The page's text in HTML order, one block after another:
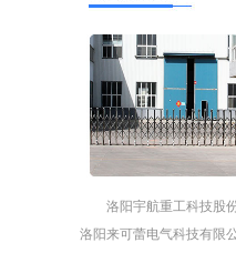
洛阳宇航重工科技股
洛阳来可蕾电气科技有限